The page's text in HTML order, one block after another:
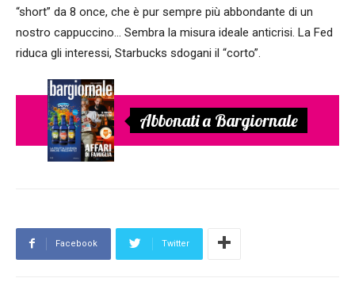
“short” da 8 once, che è pur sempre più abbondante di un
nostro cappuccino… Sembra la misura ideale anticrisi. La Fed
riduca gli interessi, Starbucks sdogani il “corto”.
Abbonati a Bargiornale
Facebook Twitter